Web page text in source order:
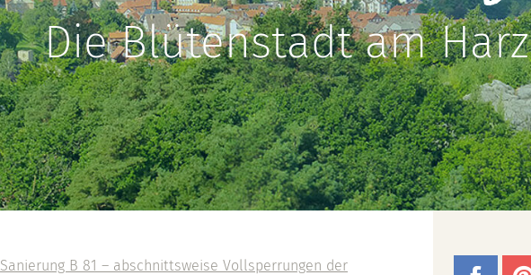
Die Blütenstadt am
Sanierung B 81 – abschnittsweise Vollsperrungen der